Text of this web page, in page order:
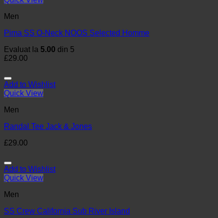
Men
Pima SS O-Neck NOOS Selected Homme
Evaluat la 5.00 din 5
£29.00
Add to Wishlist
Quick View
Men
Randal Tee Jack & Jones
£29.00
Add to Wishlist
Quick View
Men
SS Crew California Sub River Island